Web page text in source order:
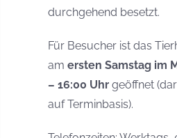
durchgehend besetzt.
Für Besucher ist das
amersten Samstag im
– 16:00 Uhr geöffnet
auf Terminbasis).